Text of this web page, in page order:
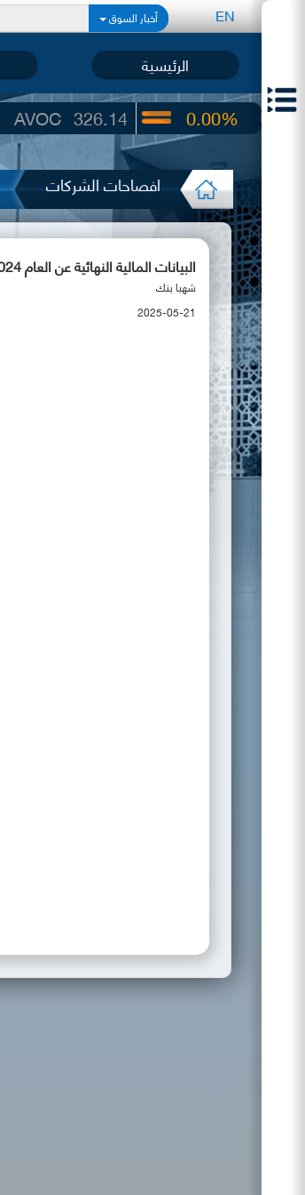
EN أخبار السوق
الرئيسية
326.14 22.65
UIC
0.00%
افصاحات الشركات
البيانات المالية النهائية عن العام 2024
شهبا بنك
2025-05-21